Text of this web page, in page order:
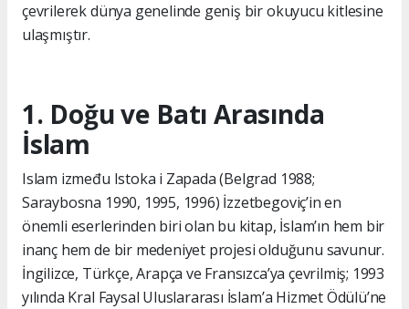
çevrilerek dünya genelinde geniş bir okuyucu kitlesine
ulaşmıştır.
1. Doğu ve Batı Arasında
İslam
Islam između Istoka i Zapada (Belgrad 1988;
Saraybosna 1990, 1995, 1996) İzzetbegoviç’in en
önemli eserlerinden biri olan bu kitap, İslam’ın hem bir
inanç hem de bir medeniyet projesi olduğunu savunur.
İngilizce, Türkçe, Arapça ve Fransızca’ya çevrilmiş; 1993
yılında Kral Faysal Uluslararası İslam’a Hizmet Ödülü’ne